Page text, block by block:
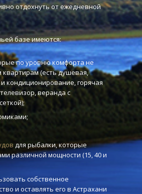
отдохнуть от ежедневной
базе имеются:
по уровню комфорта не
квартирам (есть душевая,
кондиционирование, горячая
веранда с
для рыбалки, которые
различной мощности (15, 40 и
собственное
и оставлять его в Астрахани